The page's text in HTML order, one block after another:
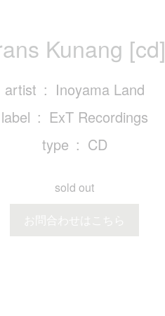
Kunang [cd]
artist
Inoyama Land
label
ExT Recordings
type
CD
sold out
お問合わせはこちら